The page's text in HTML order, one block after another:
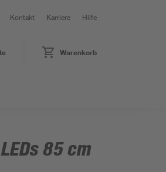
Kontakt Karriere Hilfe
Warenkorb
85 cm